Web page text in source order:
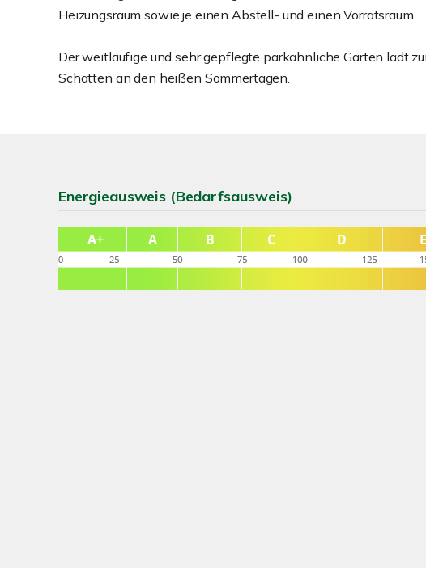
Heizungsraum sowie je einen Abstell- und einen Vorratsraum.
Der weitläufige und sehr gepflegte parkähnliche Garten lädt
Schatten an den heißen Sommertagen.
Energieausweis (Bedarfsausweis)